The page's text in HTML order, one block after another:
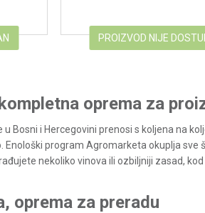
PROIZVOD NIJE
oprema za
u Bosni i Hercegovini prenosi s koljena na
Enološki program Agromarketa okuplja
nekoliko vinova ili ozbiljniji zasad,
oprema za preradu